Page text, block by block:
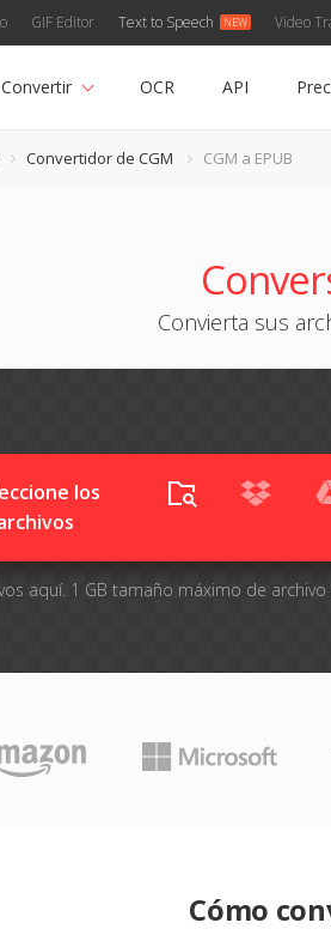
GIF Editor Text to Speech Video
Convertir OCR API
Convertidor de CGM CGM a EPUB
Convierta sus
los
aquí. 1 GB tamaño máximo de archivo
Cómo